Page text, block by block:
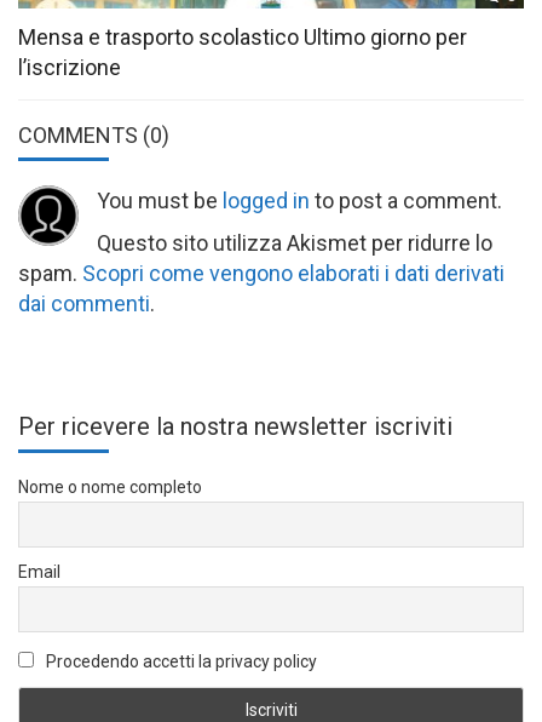
Mensa e trasporto scolastico Ultimo giorno per
l’iscrizione
COMMENTS (0)
You must be logged in to post a comment.
Questo sito utilizza Akismet per ridurre lo
spam. Scopri come vengono elaborati i dati derivati
dai commenti.
Per ricevere la nostra newsletter iscriviti
Nome o nome completo
Email
Procedendo accetti la privacy policy